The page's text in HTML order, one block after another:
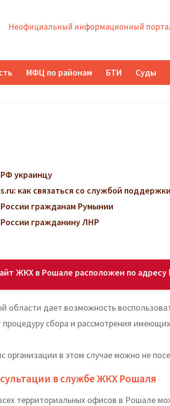
Неофициальный информационный
МФЦ по районам БТИ Суды
украинцу
как связаться со службой поддержки
гражданам Румынии
гражданину ЛНР
ЖКХ в Рошале расположен по адресу
области дает возможность
сбора и рассмотрения
организации в этом случае можно не
в службе ЖКХ Рошаля
территориальных офисов в Рошале